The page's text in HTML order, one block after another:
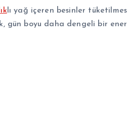
lı yağ içeren besinler
gün boyu daha dengeli bir